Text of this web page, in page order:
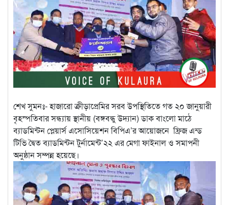
শেখ সুমনঃ- হাজারো ক্রীড়াপ্রেমির সরব উপস্থিতিতে গত ২০ জানুয়ারী
বৃহস্পতিবার সন্ধ্যায় স্থানীয় (বঙ্গবন্ধু উদ্যান) ডাক বাংলো মাঠে
ব্যাডমিন্টন প্লেয়ার্স এসোসিয়েশন বিপিএ’র আয়োজনে ফ্রিজ এন্ড
টিভি দ্বৈত ব্যাডমিন্টন টুর্নামেন্ট’২২ এর মেগা ফাইনাল ও সমাপনী
অনুষ্ঠান সম্পন্ন হয়েছে।